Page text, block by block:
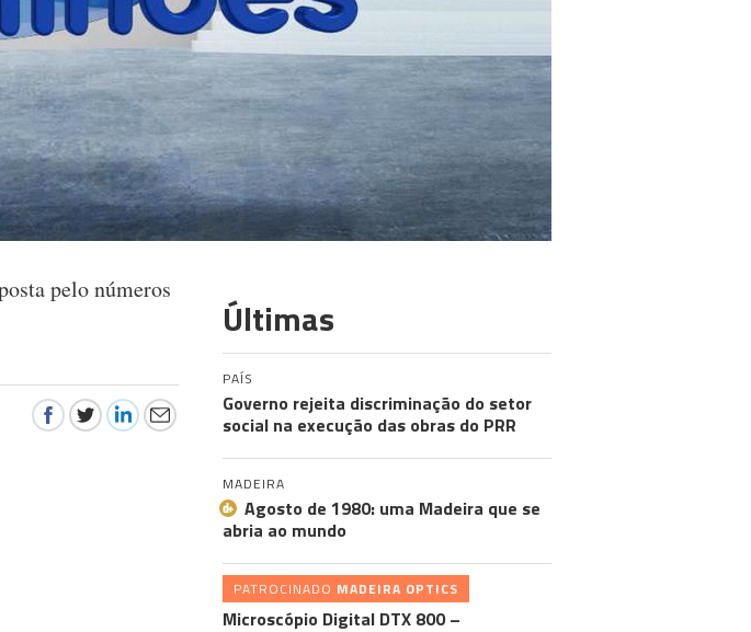
pelo números
Últimas
PAÍS
Governo rejeita discriminação do setor
social na execução das obras do PRR
MADEIRA
Agosto de 1980: uma Madeira que se
abria ao mundo
PATROCINADO MADEIRA OPTICS
Microscópio Digital DTX 800 –